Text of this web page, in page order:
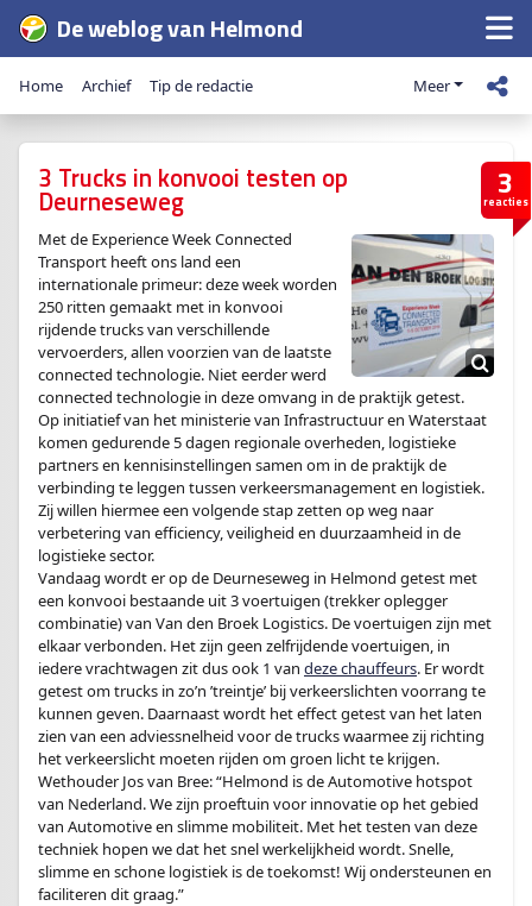
De weblog van Helmond
Home Archief Tip de redactie Meer
3
reacties
3 Trucks in konvooi testen op
Deurneseweg
Met de Experience Week Connected
Transport heeft ons land een
internationale primeur: deze week worden
250 ritten gemaakt met in konvooi
rijdende trucks van verschillende
vervoerders, allen voorzien van de laatste
connected technologie. Niet eerder werd
connected technologie in deze omvang in de praktijk getest.
Op initiatief van het ministerie van Infrastructuur en Waterstaat
komen gedurende 5 dagen regionale overheden, logistieke
partners en kennisinstellingen samen om in de praktijk de
verbinding te leggen tussen verkeersmanagement en logistiek.
Zij willen hiermee een volgende stap zetten op weg naar
verbetering van efficiency, veiligheid en duurzaamheid in de
logistieke sector.
Vandaag wordt er op de Deurneseweg in Helmond getest met
een konvooi bestaande uit 3 voertuigen (trekker oplegger
combinatie) van Van den Broek Logistics. De voertuigen zijn met
elkaar verbonden. Het zijn geen zelfrijdende voertuigen, in
iedere vrachtwagen zit dus ook 1 van deze chauffeurs. Er wordt
getest om trucks in zo’n ’treintje’ bij verkeerslichten voorrang te
kunnen geven. Daarnaast wordt het effect getest van het laten
zien van een adviessnelheid voor de trucks waarmee zij richting
het verkeerslicht moeten rijden om groen licht te krijgen.
Wethouder Jos van Bree: “Helmond is de Automotive hotspot
van Nederland. We zijn proeftuin voor innovatie op het gebied
van Automotive en slimme mobiliteit. Met het testen van deze
techniek hopen we dat het snel werkelijkheid wordt. Snelle,
slimme en schone logistiek is de toekomst! Wij ondersteunen en
faciliteren dit graag.”